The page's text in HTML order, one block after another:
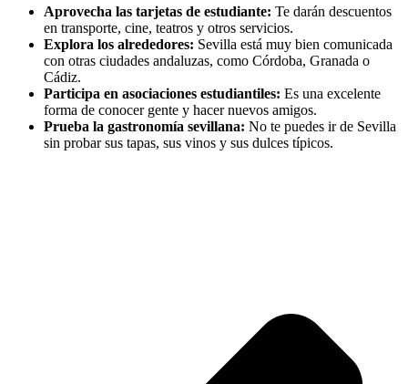
Aprovecha las tarjetas de estudiante: Te darán descuentos
en transporte, cine, teatros y otros servicios.
Explora los alrededores: Sevilla está muy bien comunicada
con otras ciudades andaluzas, como Córdoba, Granada o
Cádiz.
Participa en asociaciones estudiantiles: Es una excelente
forma de conocer gente y hacer nuevos amigos.
Prueba la gastronomía sevillana: No te puedes ir de Sevilla
sin probar sus tapas, sus vinos y sus dulces típicos.